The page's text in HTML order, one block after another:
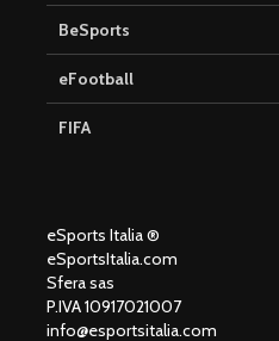
BeSports
eFootball
FIFA
eSports Italia ®
eSportsItalia.com
Sfera sas
P.IVA 10917021007
info@esportsitalia.com